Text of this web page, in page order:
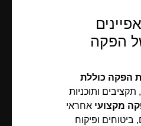
הפקה
הפקה כוללת
ותוכניות
מקצועי אחראי
ביטוחים ופיקוח